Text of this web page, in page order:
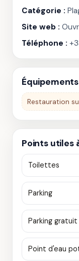
Catégorie :
Site web :
Téléphone :
Restauration
Points utiles
Toilettes
Parking
Parking gratuit
Point d'eau